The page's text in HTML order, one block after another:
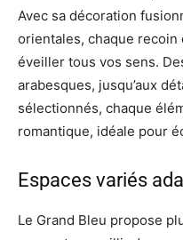
Avec sa décoration
orientales, chaque
éveiller tous vos sens.
arabesques, jusqu’aux
sélectionnés, chaque
romantique, idéale pour
Espaces variés
Le Grand Bleu propose